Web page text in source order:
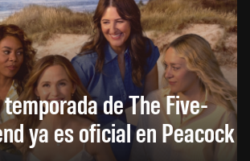
de The Five-
ya es oficial en Peacock